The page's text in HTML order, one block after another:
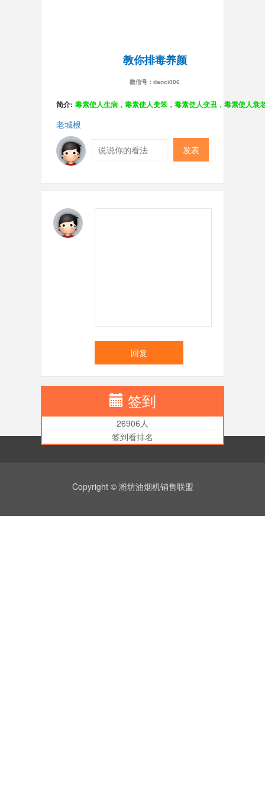
教你排毒养颜
微信号：danci006
简介: 毒素使人生病，毒素使人变笨，毒素使人变丑，毒素使人衰
老城根
发表
回复
签到
26906人
签到看排名
Copyright © 潍坊油烟机销售联盟